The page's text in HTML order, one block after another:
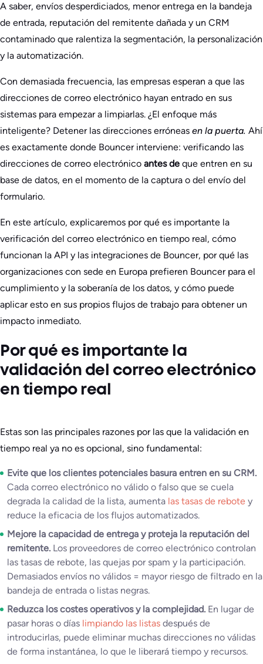
A saber, envíos desperdiciados, menor entrega en la bandeja
de entrada, reputación del remitente dañada y un CRM
contaminado que ralentiza la segmentación, la personalización
y la automatización.
Con demasiada frecuencia, las empresas esperan a que las
direcciones de correo electrónico hayan entrado en sus
sistemas para empezar a limpiarlas. ¿El enfoque más
inteligente? Detener las direcciones erróneas en la puerta. Ahí
es exactamente donde Bouncer interviene: verificando las
direcciones de correo electrónico antes de que entren en su
base de datos, en el momento de la captura o del envío del
formulario.
En este artículo, explicaremos por qué es importante la
verificación del correo electrónico en tiempo real, cómo
funcionan la API y las integraciones de Bouncer, por qué las
organizaciones con sede en Europa prefieren Bouncer para el
cumplimiento y la soberanía de los datos, y cómo puede
aplicar esto en sus propios flujos de trabajo para obtener un
impacto inmediato.
Por qué es importante la
validación del correo electrónico
en tiempo real
Estas son las principales razones por las que la validación en
tiempo real ya no es opcional, sino fundamental:
Evite que los clientes potenciales basura entren en su CRM.
Cada correo electrónico no válido o falso que se cuela
degrada la calidad de la lista, aumenta las tasas de rebote y
reduce la eficacia de los flujos automatizados.
Mejore la capacidad de entrega y proteja la reputación del
remitente. Los proveedores de correo electrónico controlan
las tasas de rebote, las quejas por spam y la participación.
Demasiados envíos no válidos = mayor riesgo de filtrado en la
bandeja de entrada o listas negras.
Reduzca los costes operativos y la complejidad. En lugar de
pasar horas o días limpiando las listas después de
introducirlas, puede eliminar muchas direcciones no válidas
de forma instantánea, lo que le liberará tiempo y recursos.